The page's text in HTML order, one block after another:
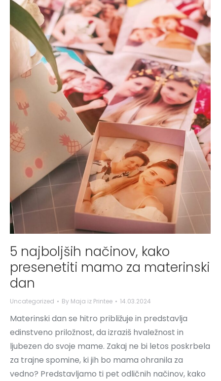
5 najboljših načinov, kako
presenetiti mamo za materinski
dan
Uncategorized By Maja iz Printee 14.03.2024
Materinski dan se hitro približuje in predstavlja
edinstveno priložnost, da izraziš hvaležnost in
ljubezen do svoje mame. Zakaj ne bi letos poskrbela
za trajne spomine, ki jih bo mama ohranila za
vedno? Predstavljamo ti pet odličnih načinov, kako